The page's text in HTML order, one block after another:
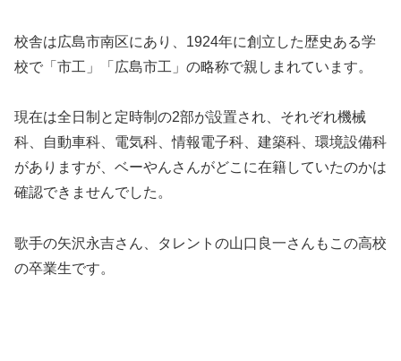
校舎は広島市南区にあり、1924年に創立した歴史ある学
校で「市工」「広島市工」の略称で親しまれています。
現在は全日制と定時制の2部が設置され、それぞれ機械
科、自動車科、電気科、情報電子科、建築科、環境設備科
がありますが、ベーやんさんがどこに在籍していたのかは
確認できませんでした。
歌手の矢沢永吉さん、タレントの山口良一さんもこの高校
の卒業生です。